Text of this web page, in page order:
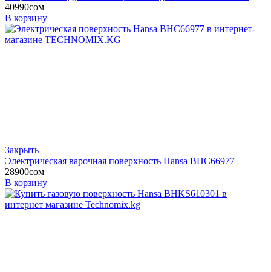
40990сом
В корзину
Закрыть
Электрическая варочная поверхность Hansa BHC66977
28900сом
В корзину